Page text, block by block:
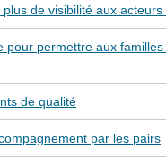
de visibilité aux acteurs
pour permettre aux
de qualité
par les pairs